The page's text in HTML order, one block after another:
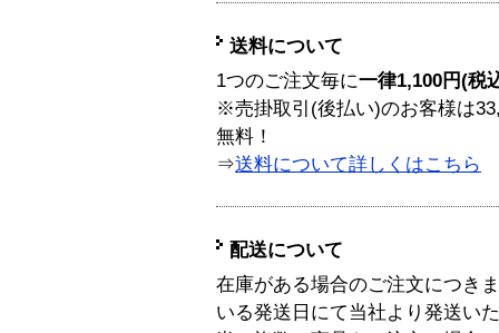
送料について
1つのご注文毎に一律1,100円(税
※売掛取引(後払い)のお客様は
無料！
⇒送料について詳しくはこちら
配送について
在庫がある場合のご注文につき
いる発送日にて当社より発送い